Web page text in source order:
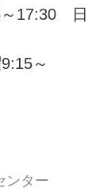
～17:30 日
～
ンター